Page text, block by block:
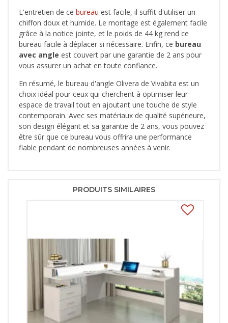
L'entretien de ce bureau est facile, il suffit d'utiliser un
chiffon doux et humide. Le montage est également facile
grâce à la notice jointe, et le poids de 44 kg rend ce
bureau facile à déplacer si nécessaire. Enfin, ce bureau
avec angle est couvert par une garantie de 2 ans pour
vous assurer un achat en toute confiance.
En résumé, le bureau d'angle Olivera de Vivabita est un
choix idéal pour ceux qui cherchent à optimiser leur
espace de travail tout en ajoutant une touche de style
contemporain. Avec ses matériaux de qualité supérieure,
son design élégant et sa garantie de 2 ans, vous pouvez
être sûr que ce bureau vous offrira une performance
fiable pendant de nombreuses années à venir.
PRODUITS SIMILAIRES